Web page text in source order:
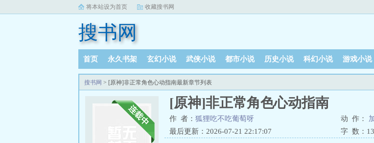
将本站设为首页 收藏搜书网
搜书网
首页 永久书架 玄幻小说 武侠小说 都市小说 历史小说 科幻小说 游戏小说
阅读记录
搜书网 > [原神]非正常角色心动指南最新章节列表
[原神]非正常角色心动指南
作 者： 狐狸吃不吃葡萄呀 动 作：
最后更新：2026-07-21 22:17:07
字 数：